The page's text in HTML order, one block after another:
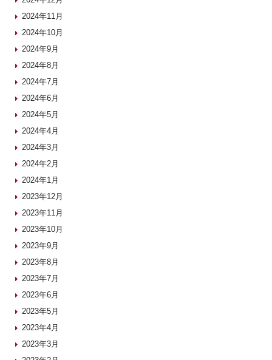
2024年11月
2024年10月
2024年9月
2024年8月
2024年7月
2024年6月
2024年5月
2024年4月
2024年3月
2024年2月
2024年1月
2023年12月
2023年11月
2023年10月
2023年9月
2023年8月
2023年7月
2023年6月
2023年5月
2023年4月
2023年3月